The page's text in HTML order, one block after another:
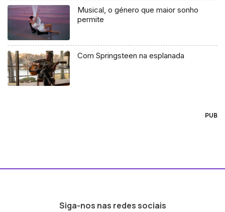
Musical, o género que maior sonho
permite
Com Springsteen na esplanada
PUB
Siga-nos nas redes sociais